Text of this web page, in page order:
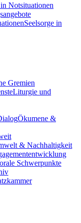
Notsituationen
Seelsorge in
Gremien
Liturgie und
Ökumene &
& Nachhaltigkeit
Schwerpunkte